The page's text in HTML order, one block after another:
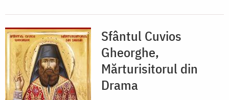
Sfântul Cuvios
Gheorghe,
Mărturisitorul din
Drama